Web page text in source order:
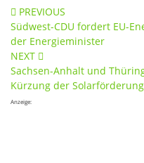
Post
navigation
PREVIOUS
Südwest-CDU fordert EU-
der Energieminister
NEXT
Sachsen-Anhalt und
Kürzung der Solarförderung
Anzeige: